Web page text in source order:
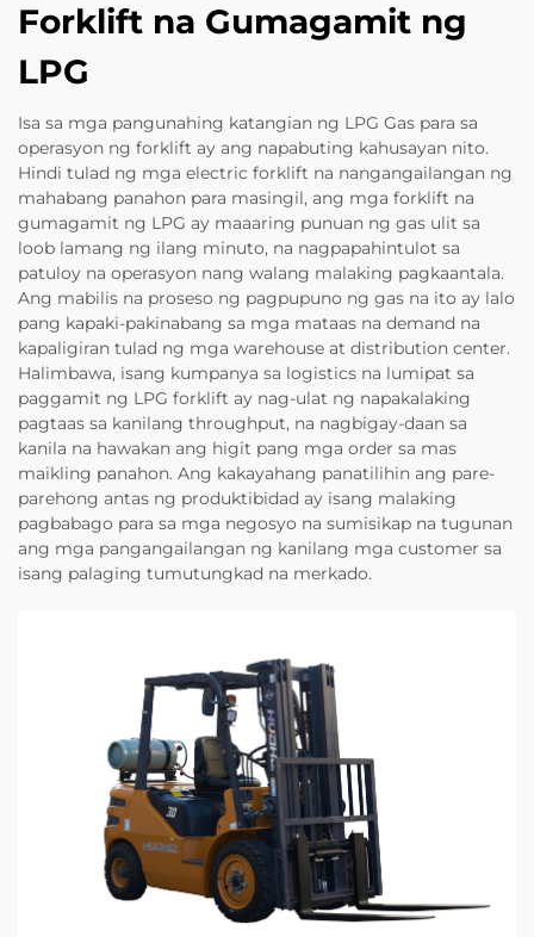
Forklift na Gumagamit ng
LPG
Isa sa mga pangunahing katangian ng LPG Gas para sa
operasyon ng forklift ay ang napabuting kahusayan nito.
Hindi tulad ng mga electric forklift na nangangailangan ng
mahabang panahon para masingil, ang mga forklift na
gumagamit ng LPG ay maaaring punuan ng gas ulit sa
loob lamang ng ilang minuto, na nagpapahintulot sa
patuloy na operasyon nang walang malaking pagkaantala.
Ang mabilis na proseso ng pagpupuno ng gas na ito ay lalo
pang kapaki-pakinabang sa mga mataas na demand na
kapaligiran tulad ng mga warehouse at distribution center.
Halimbawa, isang kumpanya sa logistics na lumipat sa
paggamit ng LPG forklift ay nag-ulat ng napakalaking
pagtaas sa kanilang throughput, na nagbigay-daan sa
kanila na hawakan ang higit pang mga order sa mas
maikling panahon. Ang kakayahang panatilihin ang pare-
parehong antas ng produktibidad ay isang malaking
pagbabago para sa mga negosyo na sumisikap na tugunan
ang mga pangangailangan ng kanilang mga customer sa
isang palaging tumutungkad na merkado.